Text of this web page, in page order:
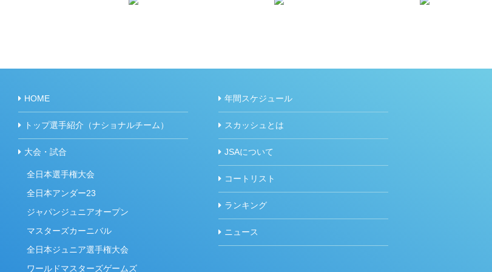
HOME
トップ選手紹介（ナショナルチーム）
大会・試合
全日本選手権大会
全日本アンダー23
ジャパンジュニアオープン
マスターズカーニバル
全日本ジュニア選手権大会
ワールドマスターズゲームズ
年間スケジュール
スカッシュとは
JSAについて
コートリスト
ランキング
ニュース